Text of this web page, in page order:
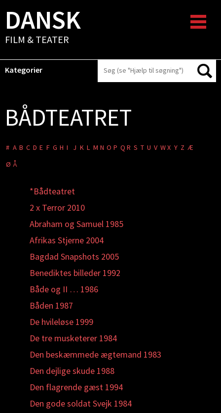
DANSK
FILM & TEATER
Kategorier
BÅDTEATRET
# A B C D E F G H I J K L M N O P Q R S T U V WX Y Z Æ
Ø Å
*Bådteatret
2 x Terror 2010
Abraham og Samuel 1985
Afrikas Stjerne 2004
Bagdad Snapshots 2005
Benediktes billeder 1992
Både og II … 1986
Båden 1987
De hvileløse 1999
De tre musketerer 1984
Den beskæmmede ægtemand 1983
Den dejlige skude 1988
Den flagrende gæst 1994
Den gode soldat Svejk 1984